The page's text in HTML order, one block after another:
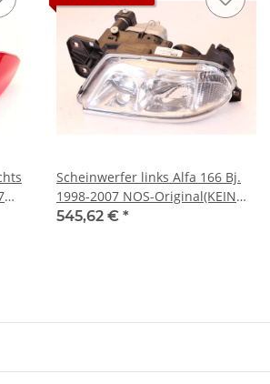
Scheinwerfer links Alfa 166 Bj.
1998-2007 NOS-Original(KEIN
XENON)
545,62 € *